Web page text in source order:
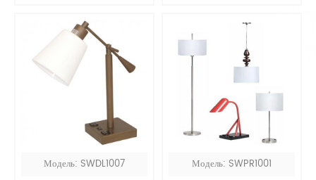
Модель: SWDL1007 Модель: SWPR1001